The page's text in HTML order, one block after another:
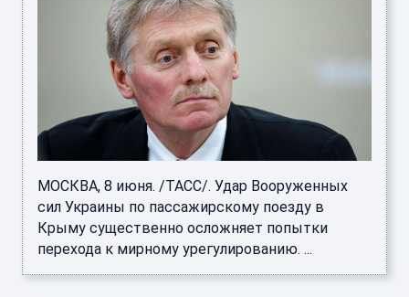
МОСКВА, 8 июня. /ТАСС/. Удар Вооруженных
сил Украины по пассажирскому поезду в
Крыму существенно осложняет попытки
перехода к мирному урегулированию. ...